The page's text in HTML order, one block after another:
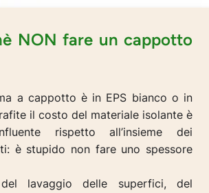
NON fare un cappotto
a cappotto è in EPS bianco o in
il costo del materiale isolante è
rispetto all’insieme dei
è stupido non fare uno spessore
lavaggio delle superfici, del